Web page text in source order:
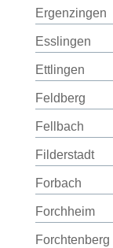
Ergenzingen
Esslingen
Ettlingen
Feldberg
Fellbach
Filderstadt
Forbach
Forchheim
Forchtenberg